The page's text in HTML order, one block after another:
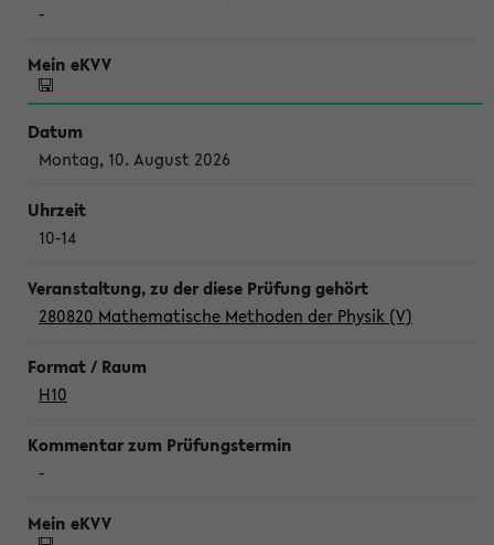
-
Montag, 10. August 2026
10-14
280820 Mathematische Methoden der Physik (V)
H10
-